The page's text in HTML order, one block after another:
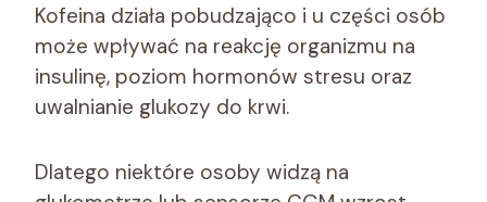
Kofeina działa pobudzająco i u części osób
może wpływać na reakcję organizmu na
insulinę, poziom hormonów stresu oraz
uwalnianie glukozy do krwi.
Dlatego niektóre osoby widzą na